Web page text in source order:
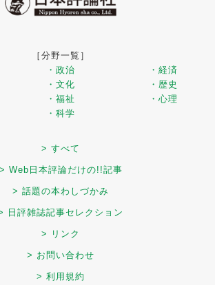
［分野一覧］
・政治
・経済
・文化
・歴史
・福祉
・心理
・科学
> すべて
> Web日本評論だけの!!記事
> 話題の本わしづかみ
日評雑誌記事セレクション
> リンク
> お問い合わせ
> 利用規約